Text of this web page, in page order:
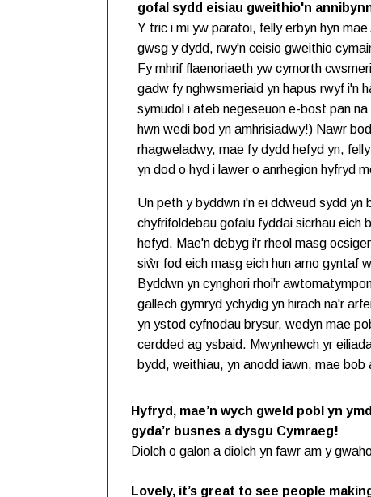
gofal sydd eisiau gweithio'n
Y tric i mi yw paratoi, felly erbyn hyn
gwsg y dydd, rwy'n ceisio gweithio
Fy mhrif flaenoriaeth yw cymorth
gadw fy nghwsmeriaid yn hapus rwyf i'n
symudol i ateb negeseuon e-bost pan
hwn wedi bod yn amhrisiadwy!) Nawr
rhagweladwy, mae fy dydd hefyd yn,
yn dod o hyd i lawer o anrhegion hyfryd
Un peth y byddwn i'n ei ddweud sydd yn
chyfrifoldebau gofalu fyddai sicrhau eich
hefyd. Mae'n debyg i'r rheol masg
siŵr fod eich masg eich hun arno gyntaf
Byddwn yn cynghori rhoi'r
gallech gymryd ychydig yn hirach na'r
yn ystod cyfnodau brysur, wedyn mae
cerdded ag ysbaid. Mwynhewch yr
bydd, weithiau, yn anodd iawn, mae bob
Hyfryd, mae’n wych gweld pobl yn
gyda’r busnes a dysgu Cymraeg!
Diolch o galon a diolch yn fawr am y
Lovely, it’s great to see people